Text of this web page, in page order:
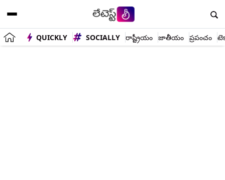
QUICKLY SOCIALLY రాష్ట్రీయం జాతీయం ప్రపంచం